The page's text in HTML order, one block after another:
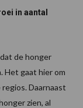
in aantal
de honger
Het gaat hier om
Daarnaast
zien, al